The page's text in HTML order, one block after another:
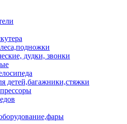
дудки, звонки
детей,багажники,стяжки